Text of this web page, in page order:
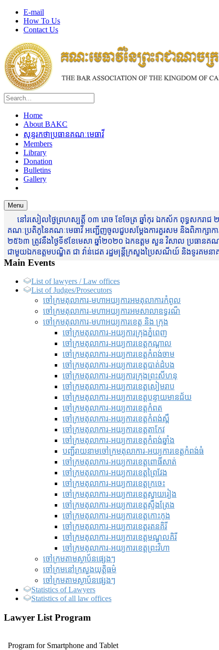
E-mail
How To Us
Contact Us
Home
About BAKC
សុន្ទរកថាប្រធានគណៈមេធាវី
Members
Library
Donation
Bulletins
Gallery
Menu
នៅរសៀលថ្ងៃព្រហស្បត្តិ៍ ០៣ រោច ខែចែត្រ ឆ្នាំកុរ ឯកស័ក ពុទ្ធសករាជ
គណៈប្រតិភូនៃគណៈមេធាវី អញ្ជើញចូលជួបសម្តែងការគួរសម និងពិភាក្សាកា
២៥៦៣ ត្រូវនឹងថ្ងៃទី៩ខែមេសា ឆ្នាំ២០២០ ឯកឧត្តម សួន វិសាល ប្រធានគណ
ជាមួយឯកឧត្តមបណ្ឌិត ជា វ៉ាន់ដេត រដ្ឋមន្រ្តីក្រសួងប្រៃសណីយ៍ និងទូរគ
Main Events
List of lawyers / Law offices
List of Judges/Prosecutors
ចៅក្រមតុលាការ-មហាអយ្យការអមតុលាការកំពូល
ចៅក្រមតុលាការ-មហាអយ្យការអមសាលាឧទ្ធរណ៏
ចៅក្រមតុលាការ-មហាអយ្យការខេត្ត និង ក្រុង
ចៅក្រមតុលាការ-អយ្យការក្រុងភ្នំពេញ
ចៅក្រមតុលាការ-អយ្យការខេត្តកណ្តាល
ចៅក្រមតុលាការ-អយ្យការខេត្តកំពង់ចាម
ចៅក្រមតុលាការ-អយ្យការខេត្តបាត់ដំបង
ចៅក្រមតុលាការ-អយ្យការ​ក្រុងព្រះសីហនុ
ចៅក្រមតុលាការ-អយ្យការខេត្តសៀមរាប
ចៅក្រមតុលាការ-អយ្យការខេត្តបន្ទាយមានជ័យ
ចៅក្រមតុលាការ-អយ្យការខេត្តកំពត
ចៅក្រមតុលាការ-អយ្យការខេត្តកំពង់ស្ពឺ
ចៅក្រមតុលាការ-អយ្យការខេត្តតាកែវ
ចៅក្រមតុលាការ-អយ្យការខេត្តកំពង់ឆ្នាំង
បញ្ជីរាយនាមចៅក្រមតុលាការ-អយ្យការខេត្តកំពង់ធំ
ចៅក្រមតុលាការ-អយ្យការខេត្តពោធិ៍សាត់
ចៅក្រមតុលាការ-អយ្យការខេត្តព្រៃវែង
ចៅក្រមតុលាការ-អយ្យការខេត្តក្រចេះ
ចៅក្រមតុលាការ-អយ្យការខេត្តស្វាយរៀង
ចៅក្រមតុលាការ-អយ្យការខេត្តស្ទឹងត្រែង
ចៅក្រមតុលាការ-អយ្យការខេត្តកោះកុង
ចៅក្រមតុលាការ-អយ្យការខេត្តរតនគិរី
ចៅក្រមតុលាការ-អយ្យការខេត្តមណ្ឌលគិរី
ចៅក្រមតុលាការ-អយ្យការខេត្តព្រះវិហា
ចៅក្រមតាមស្ថាប័នផ្សេងៗ
ចៅក្រមនៅក្រសួងយុត្តិធម៌
ចៅក្រមតាមស្ថាប័នផ្សេងៗ
Statistics of Lawyers
Statistics of all law offices
Lawyer List Program
Program for Smartphone and Tablet